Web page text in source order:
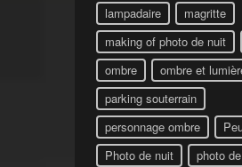
lampadaire
magritte
making of photo de nuit
ombre
ombre et
parking souterrain
personnage ombre
Photo de nuit
photo